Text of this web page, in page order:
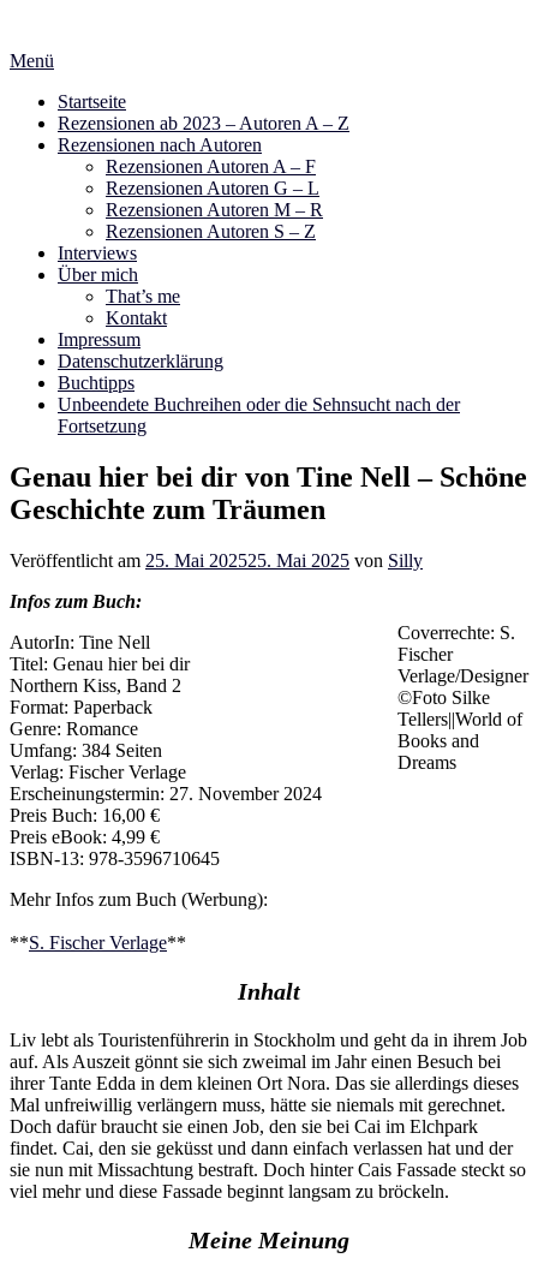
springen
Menü
Startseite
Rezensionen ab 2023 – Autoren A – Z
Rezensionen nach Autoren
Rezensionen Autoren A – F
Rezensionen Autoren G – L
Rezensionen Autoren M – R
Rezensionen Autoren S – Z
Interviews
Über mich
That’s me
Kontakt
Impressum
Datenschutzerklärung
Buchtipps
Unbeendete Buchreihen oder die Sehnsucht nach der
Fortsetzung
Genau hier bei dir von Tine Nell – Schöne
Geschichte zum Träumen
Veröffentlicht am 25. Mai 202525. Mai 2025 von Silly
Coverrechte: S.
Fischer
Verlage/Designer
©Foto Silke
Tellers||World of
Books and
Dreams
Infos zum Buch:
AutorIn: Tine Nell
Titel: Genau hier bei dir
Northern Kiss, Band 2
Format: Paperback
Genre: Romance
Umfang: 384 Seiten
Verlag: Fischer Verlage
Erscheinungstermin: 27. November 2024
Preis Buch: 16,00 €
Preis eBook: 4,99 €
ISBN-13: 978-3596710645
Mehr Infos zum Buch (Werbung):
**S. Fischer Verlage**
Inhalt
Liv lebt als Touristenführerin in Stockholm und geht da in ihrem Job
auf. Als Auszeit gönnt sie sich zweimal im Jahr einen Besuch bei
ihrer Tante Edda in dem kleinen Ort Nora. Das sie allerdings dieses
Mal unfreiwillig verlängern muss, hätte sie niemals mit gerechnet.
Doch dafür braucht sie einen Job, den sie bei Cai im Elchpark
findet. Cai, den sie geküsst und dann einfach verlassen hat und der
sie nun mit Missachtung bestraft. Doch hinter Cais Fassade steckt so
viel mehr und diese Fassade beginnt langsam zu bröckeln.
Meine Meinung